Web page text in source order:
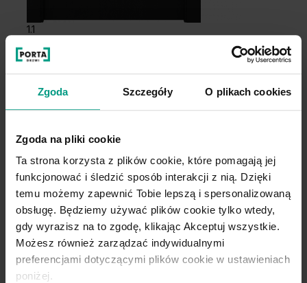
Zgoda Szczegóły O plikach cookies
Zgoda na pliki cookie
Ta strona korzysta z plików cookie, które pomagają jej
funkcjonować i śledzić sposób interakcji z nią. Dzięki
temu możemy zapewnić Tobie lepszą i spersonalizowaną
obsługę. Będziemy używać plików cookie tylko wtedy,
gdy wyrazisz na to zgodę, klikając Akceptuj wszystkie.
Możesz również zarządzać indywidualnymi
preferencjami dotyczącymi plików cookie w ustawieniach
poniżej.
1.1